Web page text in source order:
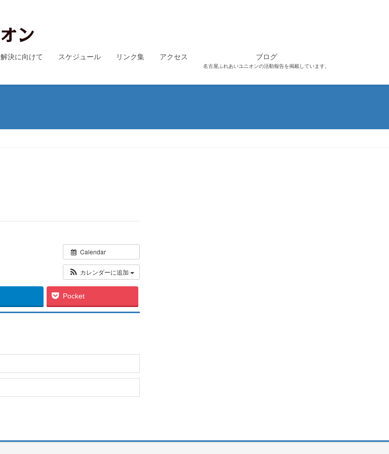
解決に向けて スケジュール リンク集 アクセス ブログ
名古屋ふれあいユニオンの活動報告を掲載しています。
Calendar
カレンダーに追加
Pocket